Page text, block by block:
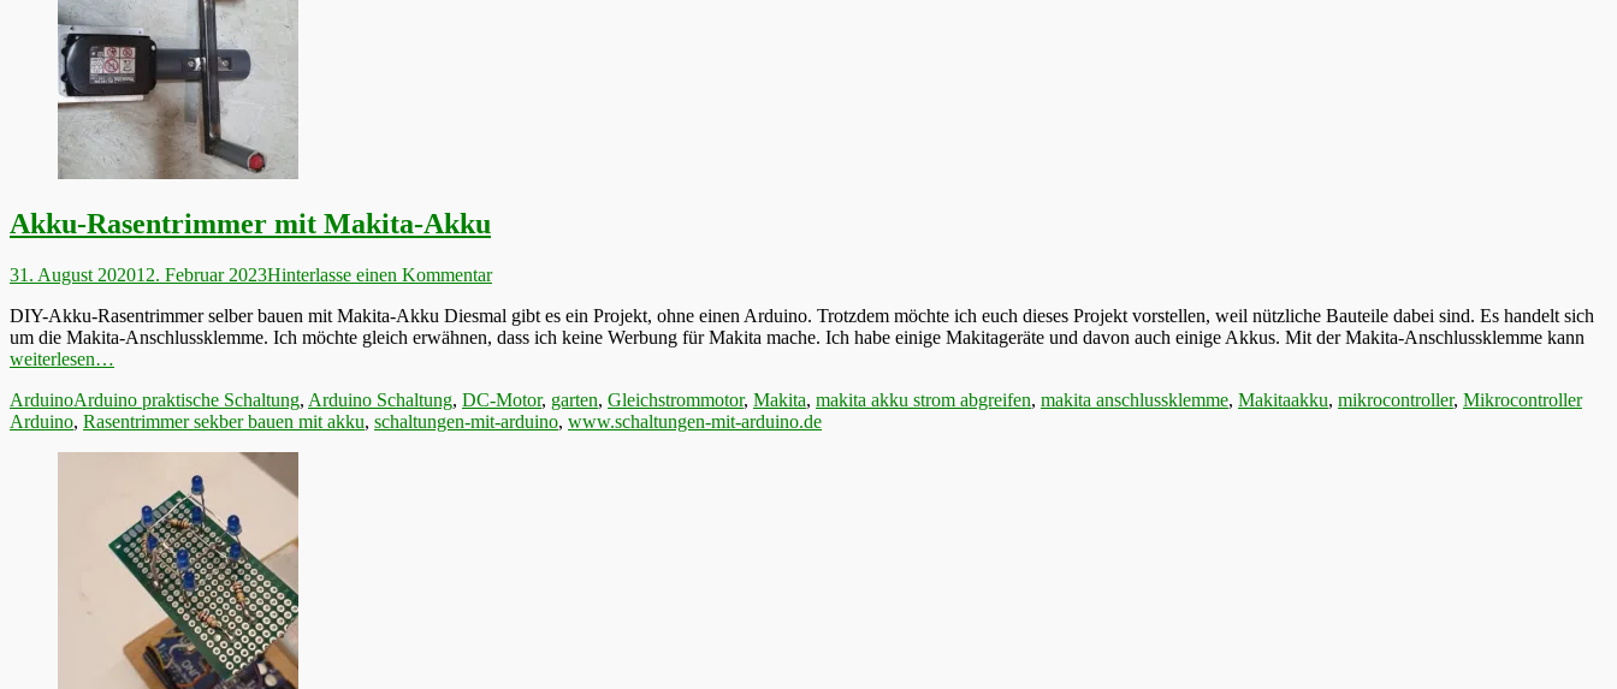
Akku-Rasentrimmer mit Makita-Akku
Veröffentlicht
31. August 202012. Februar 2023Hinterlasse einen Kommentar
DIY-Akku-Rasentrimmer selber bauen mit Makita-Akku Diesmal gibt es ein Projekt, ohne einen Arduino. Trotzdem möchte ich euch dieses Projekt vorstellen, weil nützliche Bauteile dabei sind. Es handelt sich
um die Makita-Anschlussklemme. Ich möchte gleich erwähnen, dass ich keine Werbung für Makita mache. Ich habe einige Makitageräte und davon auch einige Akkus. Mit der Makita-Anschlussklemme kann
weiterlesen…
Kategorien
ArduinoSchlagworte
Arduino praktische Schaltung, Arduino Schaltung, DC-Motor, garten, Gleichstrommotor, Makita, makita akku strom abgreifen, makita anschlussklemme, Makitaakku, mikrocontroller, Mikrocontroller
Arduino, Rasentrimmer sekber bauen mit akku, schaltungen-mit-arduino, www.schaltungen-mit-arduino.de